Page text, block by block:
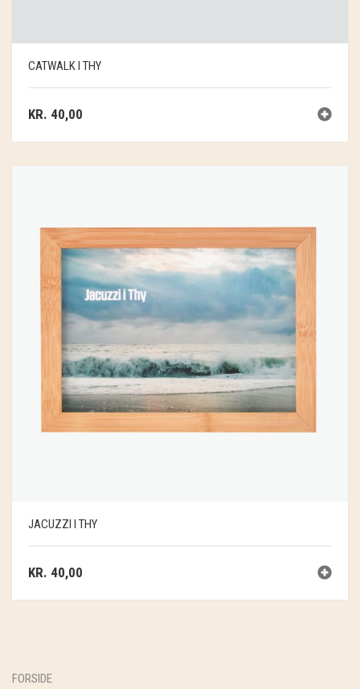
CATWALK I THY
KR. 40,00
JACUZZI I THY
KR. 40,00
FORSIDE